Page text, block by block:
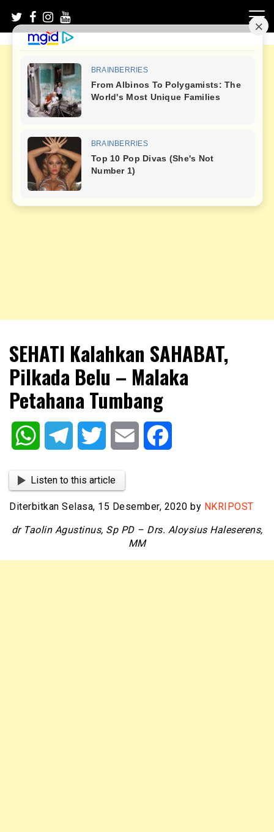
content
NKRIPOST
SEHATI Kalahkan SAHABAT,
Pilkada Belu – Malaka
Petahana Tumbang
WhatsAppTelegram Twitter Email
Listen to this article
Diterbitkan Selasa, 15 Desember, 2020 by NKRIPOST
dr Taolin Agustinus, Sp PD – Drs. Aloysius Haleserens,
MM